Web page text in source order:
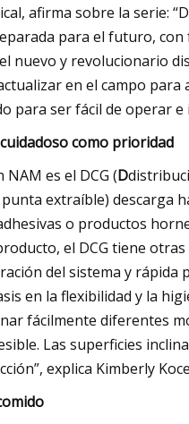
afirma sobre la serie:
para el futuro,
nuevo y revolucionario
en el campo
para ser fácil de operar
como prioridad
es el DCG (D
extraíble) descarga
o productos
el DCG tiene
del sistema y rápida
en la flexibilidad y la
fácilmente diferentes
Las superficies
explica Kimberly